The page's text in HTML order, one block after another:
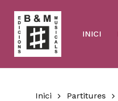
main
content
INICI
Inici Partitures